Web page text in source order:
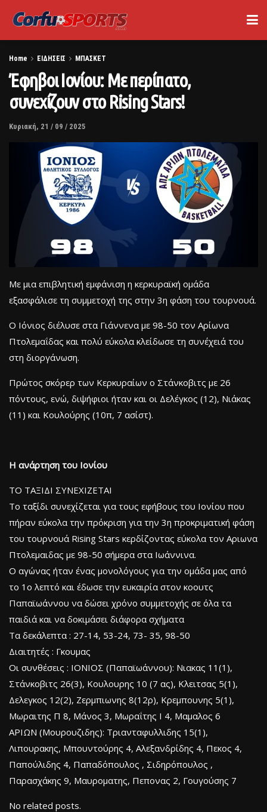
Home ΕΙΔΗΣΕΙΣ ΜΠΑΣΚΕΤ
Έφηβοι Ιονίου: Με περίπατο,
συνεχίζουν στο Rising Stars!
Κυριακή, 21 / 09 / 2025
Mε μια επιβλητική εμφάνιση η κερκυραϊκή ομάδα
εξασφάλισε τη συμμετοχή της στην 3η φάση του τουρνουά.
Ο Ιόνιος διέλυσε στα Γιάννενα με 98-50 τον Αρίωνα
Πτολεμαΐδας και πολύ εύκολα κλείδωσε τη συνέχειά του
στη διοργάνωση.
Πρώτος σκόρερ των Κερκυραίων ο Στάνκοβιτς με 26
πόντους, ενώ, διψήφιοι ήταν και οι Δελέγκος (12), Νιάκας
(11) και Κουλούρης (10π, 7 ασίστ).
Η ανάρτηση του Ιονίου
ΤΟ ΤΑΞΙΔΙ ΣΥΝΕΧΙΖΕΤΑΙ
Το ταξίδι συνεχίζεται για τους εφήβους του Ιονίου που
πήραν εύκολα την πρόκριση για την 3η προκριματική φάση
του τουρνουά Rising Stars κερδίζοντας εύκολα τον Αριωνα
Πτολεμαιδας με 98-50 σήμερα στα Ιωάννινα.
Ο αγώνας ήταν ένας μονολόγους για την ομάδα μας από
το 1ο λεπτό και έδωσε την ευκαιρία στον κοουτς
Παπαϊωάννου να δώσει χρόνο συμμετοχής σε όλα τα
παιδιά και να δοκιμάσει διάφορα σχήματα
Τα δεκάλεπτα : 27-14, 53-24, 73- 35, 98-50
Διαιτητές : Γκουμας
Οι συνθέσεις : ΙΟΝΙΟΣ (Παπαϊωάννου): Νιακας 11(1),
Στάνκοβιτς 26(3), Κουλουρης 10 (7 ας), Κλειτσας 5(1),
Δελεγκος 12(2), Ζερμπιωνης 8(12ρ), Κρεμπουνης 5(1),
Μωραιτης Π 8, Μάνος 3, Μωραΐτης Ι 4, Μαμαλος 6
ΑΡΙΩΝ (Μουρουζιδης): Τριανταφυλλιδης 15(1),
Λιπουρακης, Μπουντούρης 4, Αλεξανδρίδης 4, Πεκος 4,
Παπούλιδης 4, Παπαδόπουλος , Σιδηρόπουλος ,
Παρασχάκης 9, Μαυροματης, Πεπονας 2, Γουγούσης 7
No related posts.